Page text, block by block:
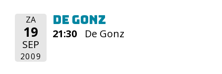
ZA
19
SEP
2009
De Gonz
21:30 De Gonz